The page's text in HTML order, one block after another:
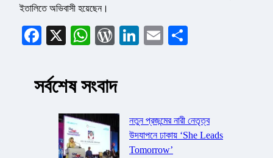
ইতালিতে অভিবাসী হয়েছেন।
Facebook
X WhatsApp
WordPress
LinkedIn
Email
সর্বশেষ সংবাদ
নতুন প্রজন্মের নারী নেতৃত্ব
উদযাপনে ঢাকায় ‘She Leads
Tomorrow’